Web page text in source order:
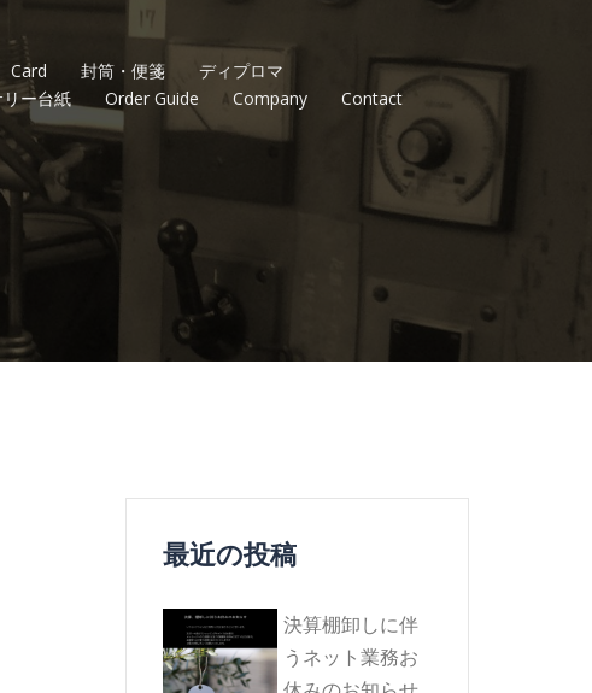
Card 封筒・便箋
ディプロマ
ー台紙 Order Guide Company Contact
最近の投稿
決算棚卸しに伴
うネット業務お